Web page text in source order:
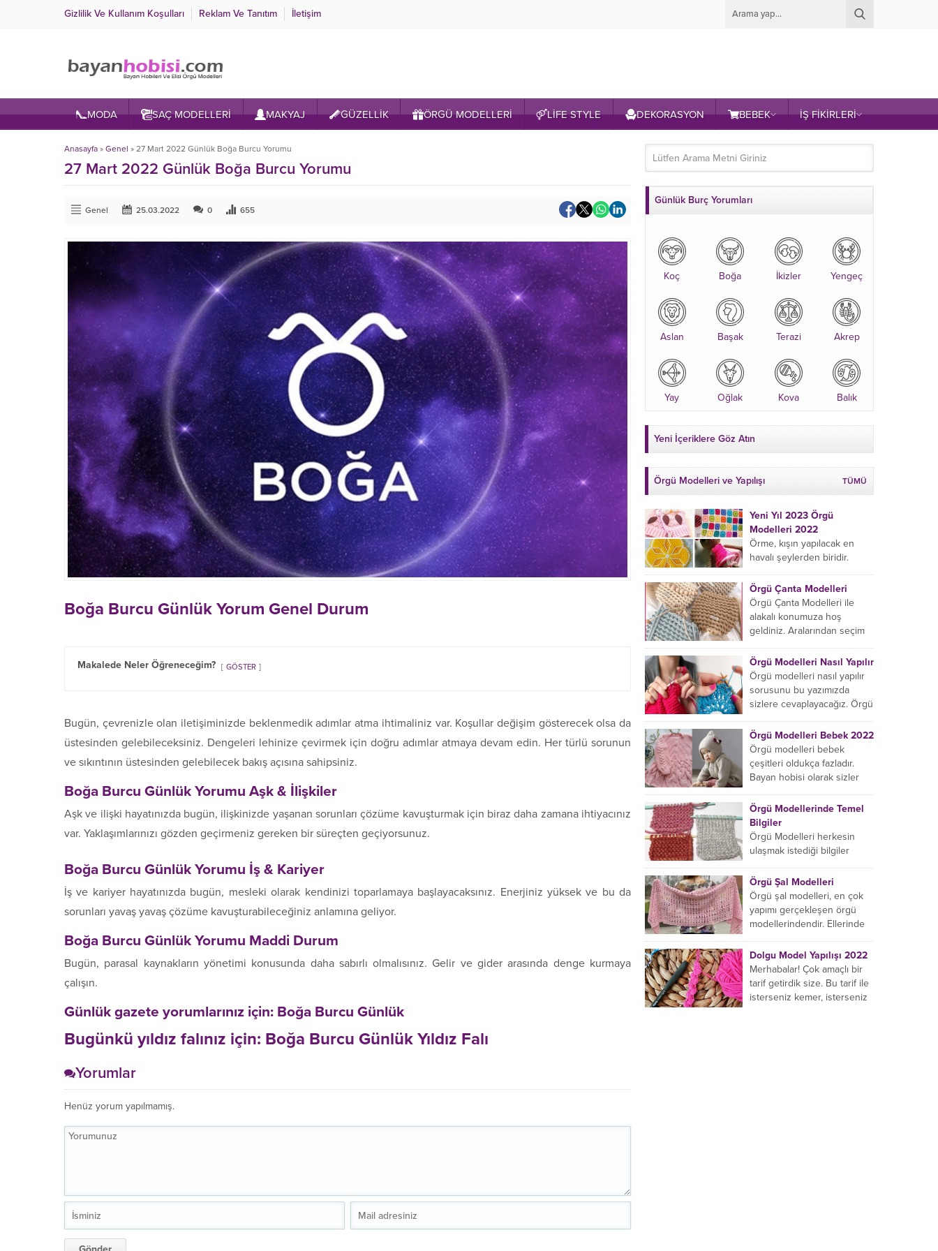
Gizlilik Ve Kullanım Koşulları Reklam Ve Tanıtım İletişim
MODA SAÇ MODELLERİ MAKYAJ GÜZELLİK ÖRGÜ MODELLERİ LİFE STYLE DEKORASYON BEBEK İŞ FİKİRLERİ
Anasayfa » Genel » 27 Mart 2022 Günlük Boğa Burcu Yorumu
27 Mart 2022 Günlük Boğa Burcu Yorumu
Genel 25.03.2022 0 655
Boğa Burcu Günlük Yorum Genel Durum
Makalede Neler Öğreneceğim? GÖSTER
Bugün, çevrenizle olan iletişiminizde beklenmedik adımlar atma ihtimaliniz var. Koşullar değişim gösterecek olsa da
üstesinden gelebileceksiniz. Dengeleri lehinize çevirmek için doğru adımlar atmaya devam edin. Her türlü sorunun
ve sıkıntının üstesinden gelebilecek bakış açısına sahipsiniz.
Boğa Burcu Günlük Yorumu Aşk & İlişkiler
Aşk ve ilişki hayatınızda bugün, ilişkinizde yaşanan sorunları çözüme kavuşturmak için biraz daha zamana ihtiyacınız
var. Yaklaşımlarınızı gözden geçirmeniz gereken bir süreçten geçiyorsunuz.
Boğa Burcu Günlük Yorumu İş & Kariyer
İş ve kariyer hayatınızda bugün, mesleki olarak kendinizi toparlamaya başlayacaksınız. Enerjiniz yüksek ve bu da
sorunları yavaş yavaş çözüme kavuşturabileceğiniz anlamına geliyor.
Boğa Burcu Günlük Yorumu Maddi Durum
Bugün, parasal kaynakların yönetimi konusunda daha sabırlı olmalısınız. Gelir ve gider arasında denge kurmaya
çalışın.
Günlük gazete yorumlarınız için: Boğa Burcu Günlük
Bugünkü yıldız falınız için: Boğa Burcu Günlük Yıldız Falı
Yorumlar
Henüz yorum yapılmamış.
Günlük Burç Yorumları
Koç Boğa İkizler Yengeç
Aslan Başak Terazi Akrep
Yay Oğlak Kova Balık
Yeni İçeriklere Göz Atın
Örgü Modelleri ve Yapılışı TÜMÜ
Yeni Yıl 2023 Örgü
Modelleri 2022
Örme, kışın yapılacak en
havalı şeylerden biridir.
bir parça eklemeyi ve
sevdiklerinize hediye etmeyi
öğrenmeye yeni
başlıyorsanız...
Örgü Çanta Modelleri
Örgü Çanta Modelleri ile
alakalı konumuza hoş
geldiniz. Aralarından seçim
çanta modelleri var ama
hangisinin size uygun...
Örgü Modelleri Nasıl Yapılır
Örgü modelleri nasıl yapılır
sorusunu bu yazımızda
sizlere cevaplayacağız. Örgü
rahatlatıcıdır. Bunun dışında
örgü örmede yaratıcı olmak...
Örgü Modelleri Bebek 2022
Örgü modelleri bebek
çeşitleri oldukça fazladır.
Bayan hobisi olarak sizler
Bu açıdan sizlere birkaç
örnek vereceğiz....
Örgü Modellerinde Temel
Bilgiler
Örgü Modelleri herkesin
ulaşmak istediği bilgiler
olarak girmiş olduğumuz
içeriğe hoş geldiniz. Bu
konuda yeniyseniz, Örgü
Modellerinin...
Örgü Şal Modelleri
Örgü şal modelleri, en çok
yapımı gerçekleşen örgü
modellerindendir. Ellerinde
yaptığı birçok farklı şal
modeli mevcuttur....
Dolgu Model Yapılışı 2022
Merhabalar! Çok amaçlı bir
tarif getirdik size. Bu tarif ile
isterseniz kemer, isterseniz